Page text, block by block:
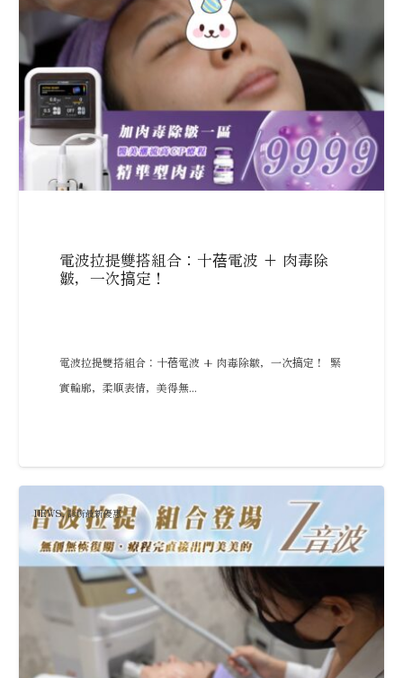
電波拉提雙搭組合：十蓓電波 + 肉毒除
皺，一次搞定！
電波拉提雙搭組合：十蓓電波 + 肉毒除皺，一次搞定！ 緊
實輪廓，柔順表情，美得無...
NEWS,診所最新優惠